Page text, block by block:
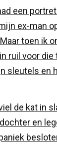
een
ex-man
toen ik
ruil voor
sleutels en
de kat in
en